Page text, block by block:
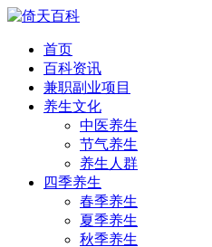
首页
百科资讯
兼职副业项目
养生文化
中医养生
节气养生
养生人群
四季养生
春季养生
夏季养生
秋季养生